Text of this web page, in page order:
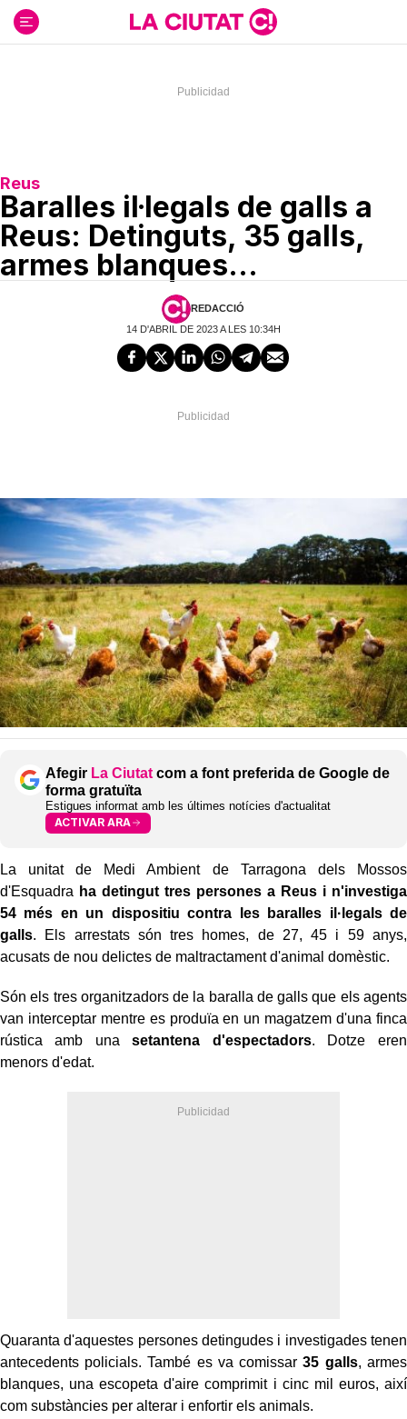
contenido
Reus
Baralles il·legals de galls a
Reus: Detinguts, 35 galls,
armes blanques...
REDACCIÓ
14 D'ABRIL DE 2023 A LES 10:34H
Afegir La Ciutat com a font preferida de Google de
forma gratuïta
Estigues informat amb les últimes notícies d'actualitat
ACTIVAR ARA
La unitat de Medi Ambient de Tarragona dels Mossos
d'Esquadra ha detingut tres persones a Reus i n'investiga
54 més en un dispositiu contra les baralles il·legals de
galls. Els arrestats són tres homes, de 27, 45 i 59 anys,
acusats de nou delictes de maltractament d'animal domèstic.
Són els tres organitzadors de la baralla de galls que els agents
van interceptar mentre es produïa en un magatzem d'una finca
rústica amb unasetantena d'espectadors. Dotze eren
menors d'edat.
Quaranta d'aquestes persones detingudes i investigades tenen
antecedents policials. També es va comissar35 galls, armes
blanques, una escopeta d'aire comprimit i cinc mil euros, així
com substàncies per alterar i enfortir els animals.